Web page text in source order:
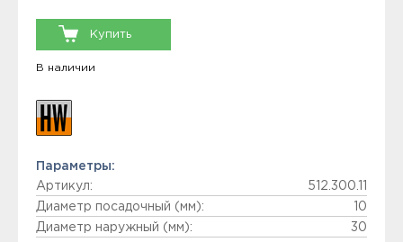
Купить
В наличии
Параметры:
Артикул:
512.300.11
Диаметр посадочный (мм):
10
Диаметр наружный (мм):
30